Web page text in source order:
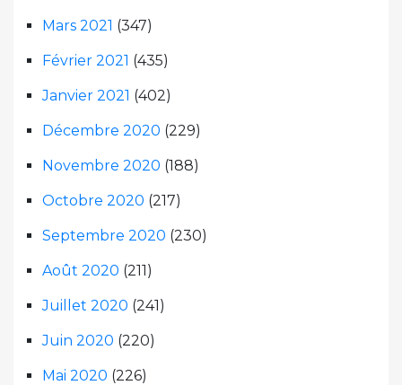
Mars 2021 (347)
Février 2021 (435)
Janvier 2021 (402)
Décembre 2020 (229)
Novembre 2020 (188)
Octobre 2020 (217)
Septembre 2020 (230)
Août 2020 (211)
Juillet 2020 (241)
Juin 2020 (220)
Mai 2020 (226)